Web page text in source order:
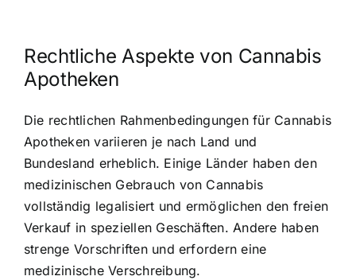
Rechtliche Aspekte von Cannabis
Apotheken
Die rechtlichen Rahmenbedingungen für Cannabis
Apotheken variieren je nach Land und
Bundesland erheblich. Einige Länder haben den
medizinischen Gebrauch von Cannabis
vollständig legalisiert und ermöglichen den freien
Verkauf in speziellen Geschäften. Andere haben
strenge Vorschriften und erfordern eine
medizinische Verschreibung.